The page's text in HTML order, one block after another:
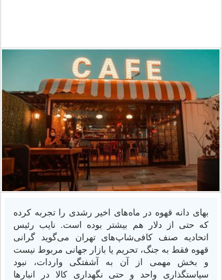
بهای دانه قهوه در ماه‌های اخیر رشدی را تجربه کرده
که حتی از دلار هم بیشتر بوده است. نایب رئیس
اتحادیه صنف کافی‌شاپ‌های تهران می‌گوید گرانی
قهوه فقط به جنگ، تحریم یا بازار جهانی مربوط نیست
و بخش مهمی از آن به آشفتگی واردات، نبود
سیاستگذاری واحد و حتی نگهداری کالا در انبارها